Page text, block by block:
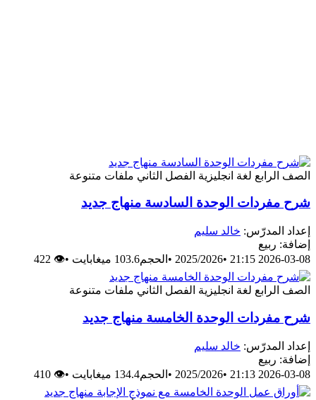
الصف الرابع لغة انجليزية الفصل الثاني ملفات متنوعة
شرح مفردات الوحدة السادسة منهاج جديد
إعداد المدرّس: خالد سليم
إضافة: ربيع
2026-03-08 21:15
•
2025/2026
•الحجم103.6 ميغابايت •
👁 422
الصف الرابع لغة انجليزية الفصل الثاني ملفات متنوعة
شرح مفردات الوحدة الخامسة منهاج جديد
إعداد المدرّس: خالد سليم
إضافة: ربيع
2026-03-08 21:13
•
2025/2026
•الحجم134.4 ميغابايت •
👁 410